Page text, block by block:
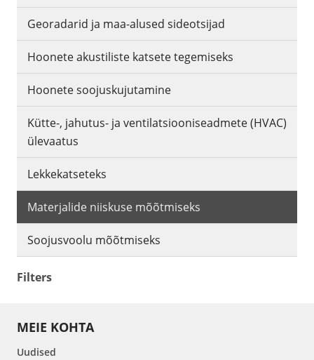
Georadarid ja maa-alused sideotsijad
Hoonete akustiliste katsete tegemiseks
Hoonete soojuskujutamine
Kütte-, jahutus- ja ventilatsiooniseadmete (HVAC)
ülevaatus
Lekkekatseteks
Materjalide niiskuse mõõtmiseks
Soojusvoolu mõõtmiseks
Filters
MEIE KOHTA
Uudised